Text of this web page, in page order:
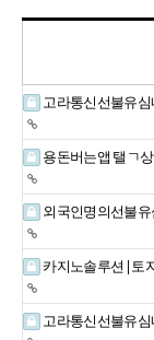
고라통신선불유
용돈버는앱 탤ㄱ
외국인명의선불
카지노솔루션 | 토
고라통신선불유